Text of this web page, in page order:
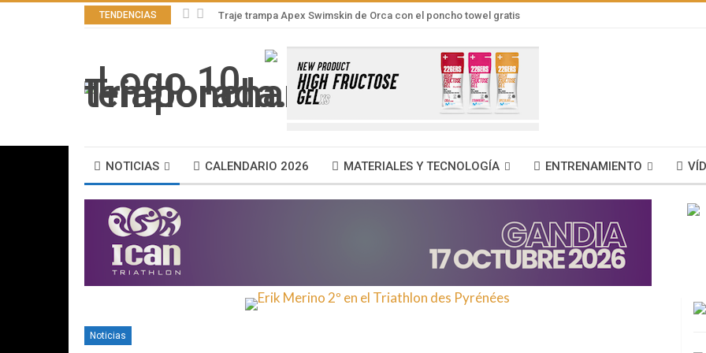
TENDENCIAS Traje trampa Apex Swimskin de Orca con el poncho towel gratis
NOTICIAS CALENDARIO 2026 MATERIALES Y TECNOLOGÍA ENTRENAMIENTO
Noticias